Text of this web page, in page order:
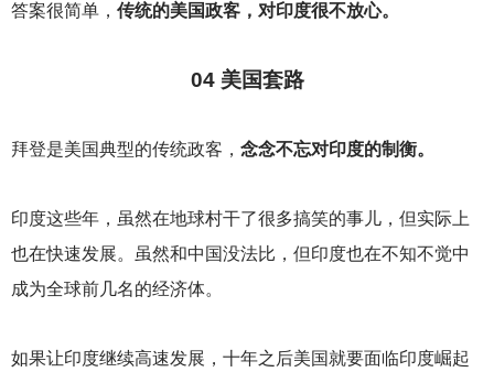
答案很简单， 传统的美国政客，对印度很不放心。
04 美国套路
拜登是美国典型的传统政客， 念念不忘对印度的制衡。
印度这些年，虽然在地球村干了很多搞笑的事儿，但实际上
也在快速发展。虽然和中国没法比，但印度也在不知不觉中
成为全球前几名的经济体。
如果让印度继续高速发展，十年之后美国就要面临印度崛起